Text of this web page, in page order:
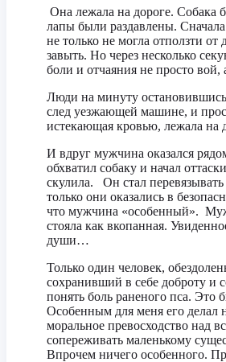
Она лежала на дороге. Собака
лапы были раздавлены.
не только не могла отползти
завыть. Но через несколько
боли и отчаяния не просто
Люди на минуту
след уезжающей машине, и
истекающая кровью, лежала на
И вдруг мужчина оказался
обхватил собаку и начал
скулила. Он стал
только они оказались в
что мужчина «особенный».
стояла как вкопанная.
души…
Только один человек,
сохранивший в себе доброту и
понять боль раненого пса. Это
Особенным для меня его делал
моральное превосходство над
сопереживать маленькому
Впрочем ничего особенного.